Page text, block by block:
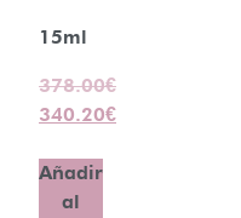
15ml
378.00€
340.20€
Añadir
al